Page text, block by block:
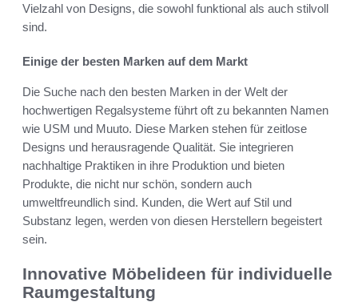
Vielzahl von Designs, die sowohl funktional als auch stilvoll
sind.
Einige der besten Marken auf dem Markt
Die Suche nach den besten Marken in der Welt der
hochwertigen Regalsysteme führt oft zu bekannten Namen
wie USM und Muuto. Diese Marken stehen für zeitlose
Designs und herausragende Qualität. Sie integrieren
nachhaltige Praktiken in ihre Produktion und bieten
Produkte, die nicht nur schön, sondern auch
umweltfreundlich sind. Kunden, die Wert auf Stil und
Substanz legen, werden von diesen Herstellern begeistert
sein.
Innovative Möbelideen für individuelle
Raumgestaltung